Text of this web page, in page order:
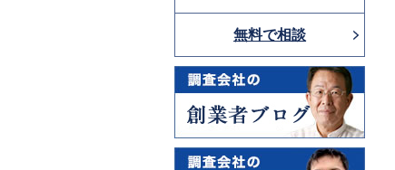
無料で相談